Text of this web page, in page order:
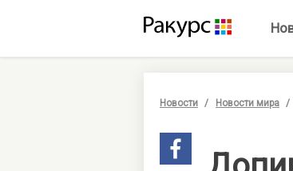
Новости Новости мира